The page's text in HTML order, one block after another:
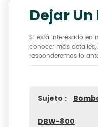
Dejar
Si está interesado en
conocer más
responderemos lo
Sujeto :
DBW-800